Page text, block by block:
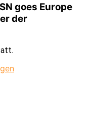
goes Europe
der